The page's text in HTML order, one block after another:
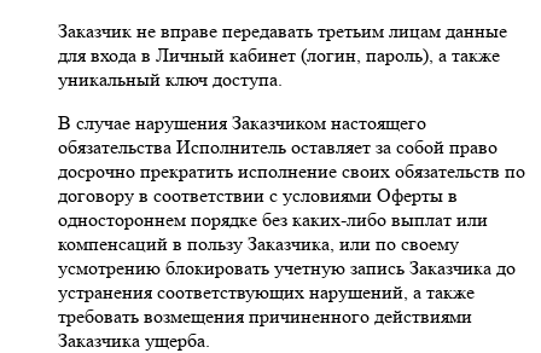
Заказчик не вправе передавать третьим лицам данные
для входа в Личный кабинет (логин, пароль), а также
уникальный ключ доступа.
В случае нарушения Заказчиком настоящего
обязательства Исполнитель оставляет за собой право
досрочно прекратить исполнение своих обязательств по
договору в соответствии с условиями Оферты в
одностороннем порядке без каких-либо выплат или
компенсаций в пользу Заказчика, или по своему
усмотрению блокировать учетную запись Заказчика до
устранения соответствующих нарушений, а также
требовать возмещения причиненного действиями
Заказчика ущерба.